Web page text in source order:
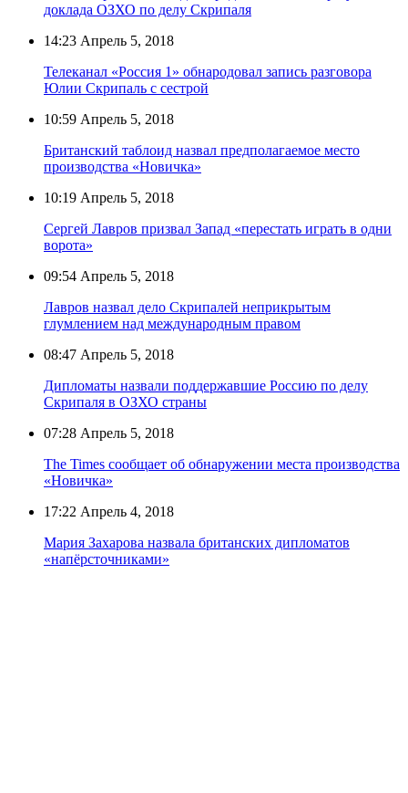
доклада ОЗХО по делу Скрипаля
14:23 Апрель 5, 2018
Телеканал «Россия 1» обнародовал запись разговора
Юлии Скрипаль с сестрой
10:59 Апрель 5, 2018
Британский таблоид назвал предполагаемое место
производства «Новичка»
10:19 Апрель 5, 2018
Сергей Лавров призвал Запад «перестать играть в одни
ворота»
09:54 Апрель 5, 2018
Лавров назвал дело Скрипалей неприкрытым
глумлением над международным правом
08:47 Апрель 5, 2018
Дипломаты назвали поддержавшие Россию по делу
Скрипаля в ОЗХО страны
07:28 Апрель 5, 2018
The Times сообщает об обнаружении места производства
«Новичка»
17:22 Апрель 4, 2018
Мария Захарова назвала британских дипломатов
«напёрсточниками»